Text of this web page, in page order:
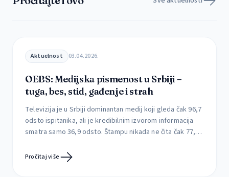
Aktuelnost 03.04.2026.
OEBS: Medijska pismenost u Srbiji –
tuga, bes, stid, gađenje i strah
Televizija je u Srbiji dominantan medij koji gleda čak 96,7
odsto ispitanika, ali je kredibilnim izvorom informacija
smatra samo 36,9 odsto. Štampu nikada ne čita čak 77,4
odsto. Kojim medijima građani veruju, kako utiču na njih i
Pročitaj više